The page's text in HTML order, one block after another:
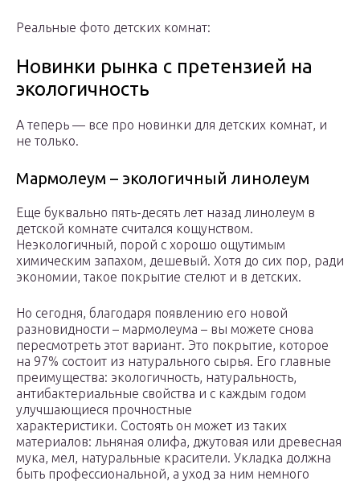
Реальные фото детских комнат:
Новинки рынка с претензией на
экологичность
А теперь — все про новинки для детских комнат, и
не только.
Мармолеум – экологичный линолеум
Еще буквально пять-десять лет назад линолеум в
детской комнате считался кощунством.
Неэкологичный, порой с хорошо ощутимым
химическим запахом, дешевый. Хотя до сих пор, ради
экономии, такое покрытие стелют и в детских.
Но сегодня, благодаря появлению его новой
разновидности – мармолеума – вы можете снова
пересмотреть этот вариант. Это покрытие, которое
на 97% состоит из натурального сырья. Его главные
преимущества: экологичность, натуральность,
антибактериальные свойства и с каждым годом
улучшающиеся прочностные
характеристики. Состоять он может из таких
материалов: льняная олифа, джутовая или древесная
мука, мел, натуральные красители. Укладка должна
быть профессиональной, а уход за ним немного